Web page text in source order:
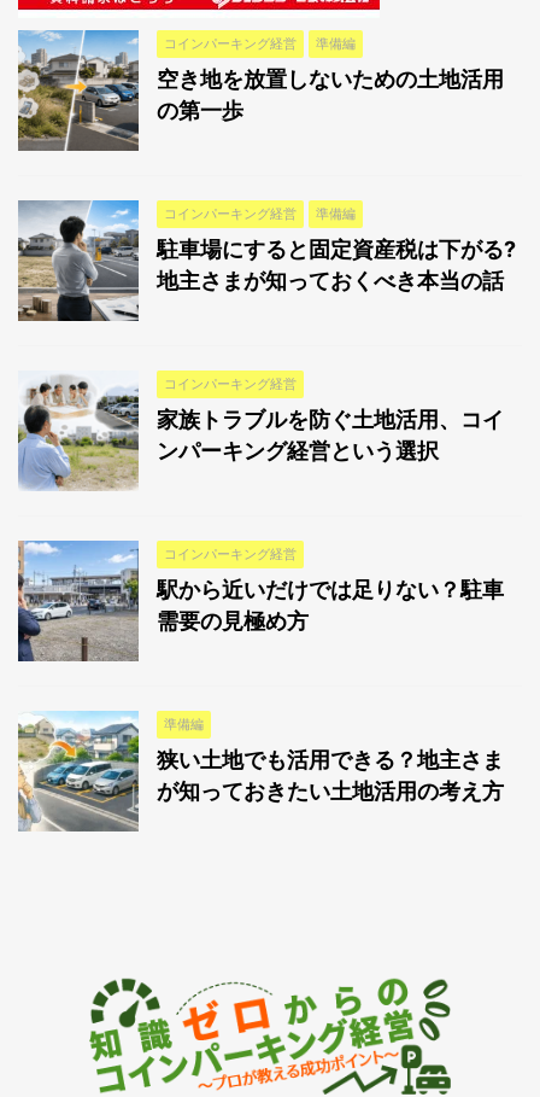
コインパーキング経営 準備編
空き地を放置しないための土地活用
の第一歩
コインパーキング経営 準備編
駐車場にすると固定資産税は下がる?
地主さまが知っておくべき本当の話
コインパーキング経営
家族トラブルを防ぐ土地活用、コイ
ンパーキング経営という選択
コインパーキング経営
駅から近いだけでは足りない？駐車
需要の見極め方
準備編
狭い土地でも活用できる？地主さま
が知っておきたい土地活用の考え方